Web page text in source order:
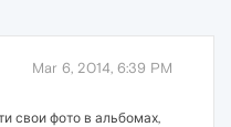
Mar 6, 2014, 6:39 PM
свои фото в альбомах,